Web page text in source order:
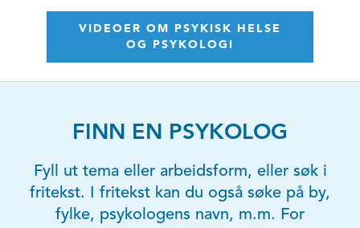
VIDEOER OM PSYKISK HELSE
OG PSYKOLOGI
FINN EN PSYKOLOG
Fyll ut tema eller arbeidsform, eller søk i
fritekst. I fritekst kan du også søke på by,
fylke, psykologens navn, m.m. For